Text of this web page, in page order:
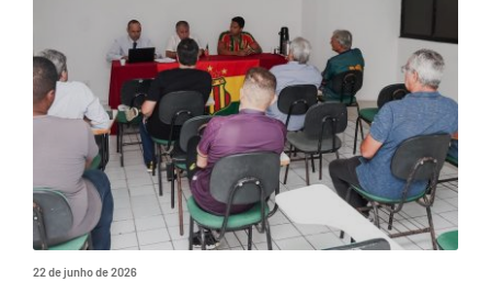
22 de junho de 2026